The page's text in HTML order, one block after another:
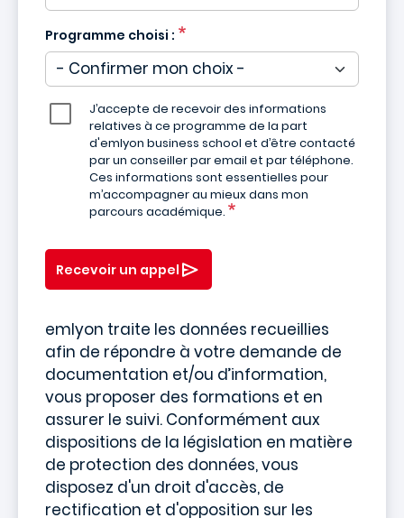
Programme choisi :
J’accepte de recevoir des informations
relatives à ce programme de la part
d'emlyon business school et d’être contacté
par un conseiller par email et par téléphone.
Ces informations sont essentielles pour
m’accompagner au mieux dans mon
parcours académique.
Recevoir un appel
emlyon traite les données recueillies
afin de répondre à votre demande de
documentation et/ou d’information,
vous proposer des formations et en
assurer le suivi. Conformément aux
dispositions de la législation en matière
de protection des données, vous
disposez d'un droit d'accès, de
rectification et d'opposition sur les